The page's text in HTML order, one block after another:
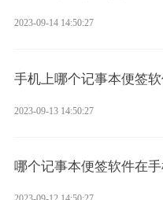
2023-09-14 14:50:27
手机上哪个记事本便签
2023-09-13 14:50:27
哪个记事本便签软件在